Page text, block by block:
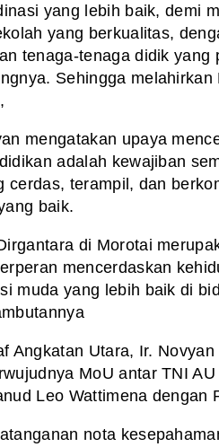
yang lebih baik, demi
yang berkualitas,
tenaga-tenaga didik yang
Sehingga melahirkan
mengatakan upaya
adalah kewajiban
cerdas, terampil, dan
baik.
di Morotai
mencerdaskan
muda yang lebih baik di
Angkatan Utara, Ir.
MoU antar TNI
Leo Wattimena dengan
nota